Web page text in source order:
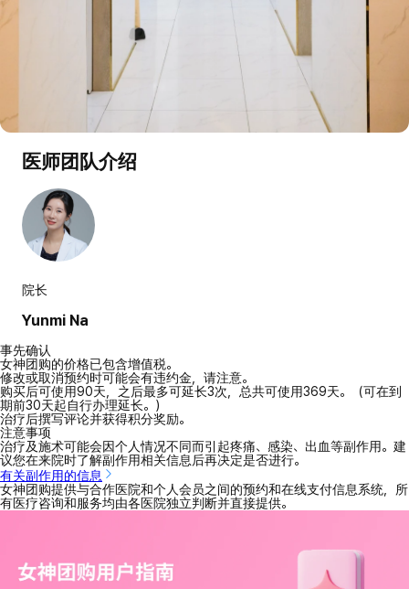
医师团队介绍
院长
Yunmi Na
事先确认
女神团购的价格已包含增值税。
修改或取消预约时可能会有违约金，请注意。
购买后可使用90天，之后最多可延长3次，总共可使用369天。（可在到
期前30天起自行办理延长。）
治疗后撰写评论并获得积分奖励。
注意事项
治疗及施术可能会因个人情况不同而引起疼痛、感染、出血等副作用。建
议您在来院时了解副作用相关信息后再决定是否进行。
有关副作用的信息
女神团购提供与合作医院和个人会员之间的预约和在线支付信息系统，所
有医疗咨询和服务均由各医院独立判断并直接提供。